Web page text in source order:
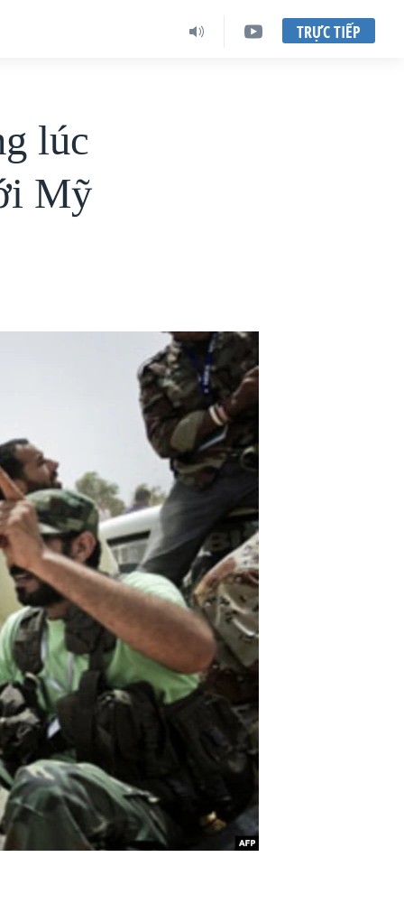
TRỰC TIẾP
lúc
Mỹ